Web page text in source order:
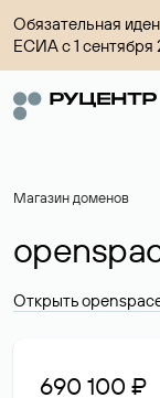
Обязательная
ЕСИА с 1 сентября
Магазин доменов
Открыть
690 100 ₽